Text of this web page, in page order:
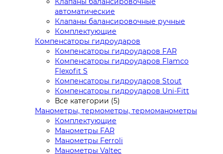
автоматические
Клапаны балансировочные ручные
Комплектующие
Компенсаторы гидроударов
Компенсаторы гидроударов FAR
Компенсаторы гидроударов Flamco
Flexofit S
Компенсаторы гидроударов Stout
Компенсаторы гидроударов Uni-Fitt
Все категории (5)
Манометры, термометры, термоманометры
Комплектующие
Манометры FAR
Манометры Ferroli
Манометры Valtec